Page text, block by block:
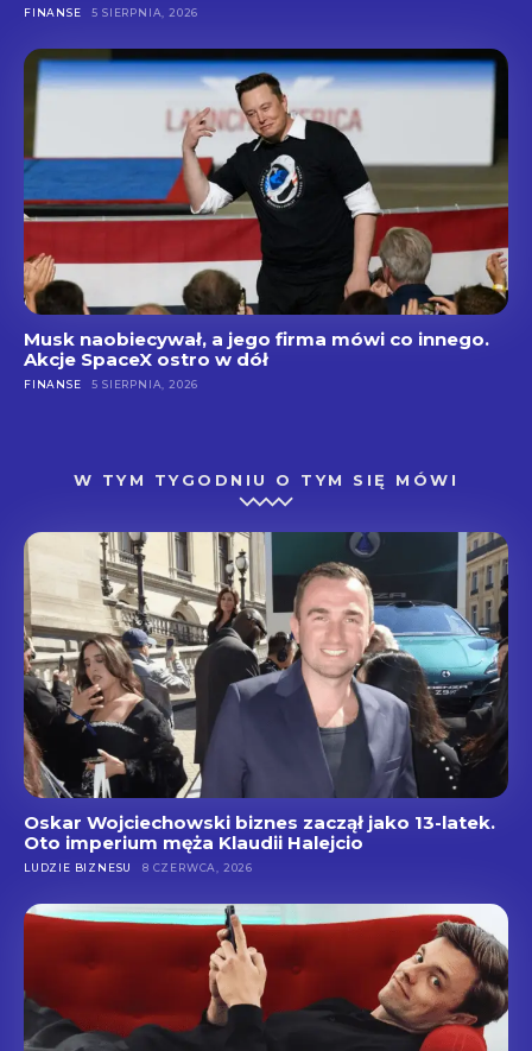
FINANSE 5 SIERPNIA, 2026
Musk naobiecywał, a jego firma mówi co innego.
Akcje SpaceX ostro w dół
FINANSE 5 SIERPNIA, 2026
W TYM TYGODNIU O TYM SIĘ MÓWI
Oskar Wojciechowski biznes zaczął jako 13-latek.
Oto imperium męża Klaudii Halejcio
LUDZIE BIZNESU 8 CZERWCA, 2026